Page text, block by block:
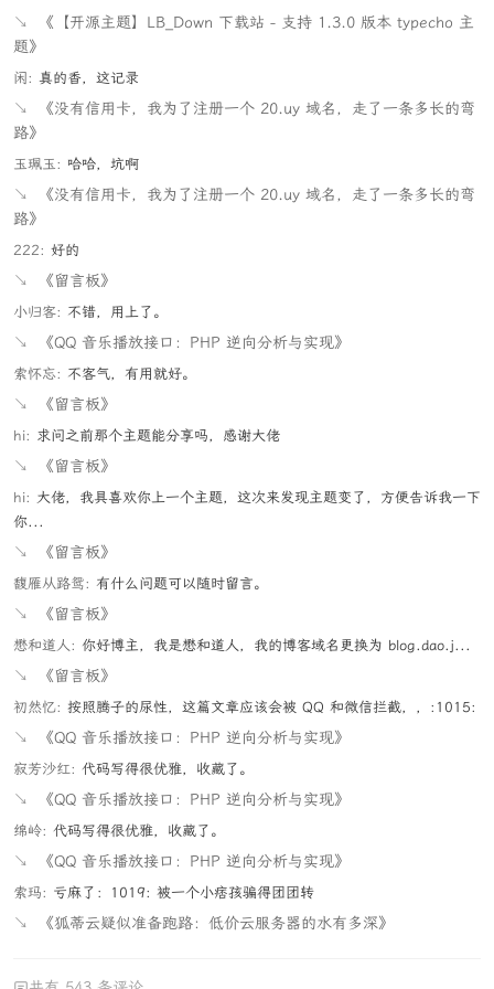
↘
《【开源主题】LB_Down 下载站 - 支持 1.3.0 版本 typecho 主
题》
闲: 真的香，这记录
↘
《没有信用卡，我为了注册一个 20.uy 域名，走了一条多长的弯
路》
玉珮玉: 哈哈，坑啊
↘
《没有信用卡，我为了注册一个 20.uy 域名，走了一条多长的弯
路》
222: 好的
↘ 《留言板》
小归客: 不错，用上了。
↘ 《QQ 音乐播放接口：PHP 逆向分析与实现》
索怀忘: 不客气，有用就好。
↘ 《留言板》
hi: 求问之前那个主题能分享吗，感谢大佬
↘ 《留言板》
hi: 大佬，我具喜欢你上一个主题，这次来发现主题变了，方便告诉我一下
你...
↘ 《留言板》
馥雁从路鸳: 有什么问题可以随时留言。
↘ 《留言板》
懋和道人: 你好博主，我是懋和道人，我的博客域名更换为 blog.dao.j...
↘ 《留言板》
初然忆: 按照腾子的尿性，这篇文章应该会被 QQ 和微信拦截，，:1015:
↘ 《QQ 音乐播放接口：PHP 逆向分析与实现》
寂芳沙红: 代码写得很优雅，收藏了。
↘ 《QQ 音乐播放接口：PHP 逆向分析与实现》
绵岭: 代码写得很优雅，收藏了。
↘ 《QQ 音乐播放接口：PHP 逆向分析与实现》
索玛: 亏麻了：1019: 被一个小痞孩骗得团团转
↘ 《狐蒂云疑似准备跑路：低价云服务器的水有多深》